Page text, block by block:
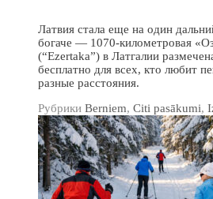
Латвия стала еще на один
богаче — 1070-километровая
(“Ezertaka”) в Латгалии
бесплатно для всех, кто любит
разные расстояния.
Рубрики Berniem, Citi pasākumi,